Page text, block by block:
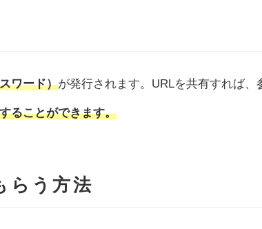
ワード）が発行されます。URLを共有すれば、
ることができます。
らう方法